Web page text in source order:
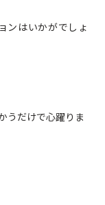
ンはいかがでしょ
うだけで心躍りま